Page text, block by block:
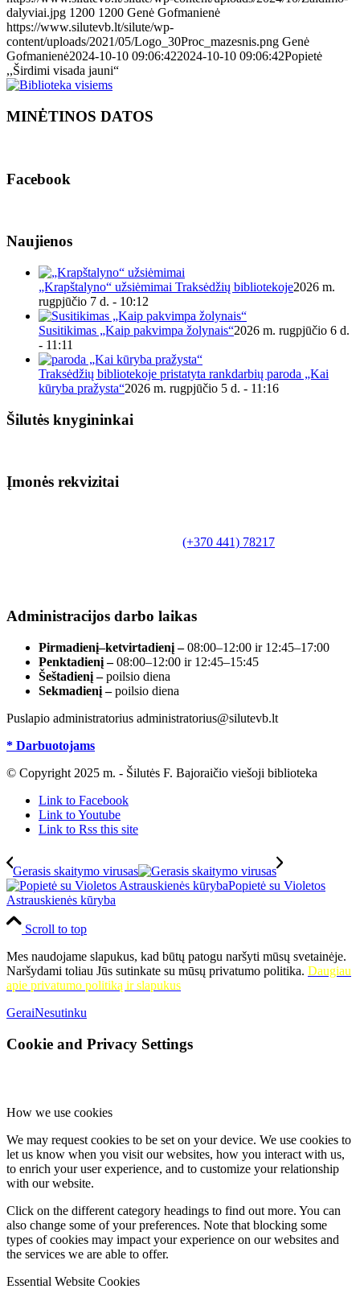
dalyviai.jpg 1200 1200 Genė Gofmanienė
https://www.silutevb.lt/silute/wp-
content/uploads/2021/05/Logo_30Proc_mazesnis.png Genė
Gofmanienė2024-10-10 09:06:422024-10-10 09:06:42Popietė
,,Širdimi visada jauni“
MINĖTINOS DATOS
Facebook
Naujienos
„Krapštalyno“ užsiėmimai Traksėdžių bibliotekoje2026 m.
rugpjūčio 7 d. - 10:12
Susitikimas „Kaip pakvimpa žolynais“2026 m. rugpjūčio 6 d.
- 11:11
Traksėdžių bibliotekoje pristatyta rankdarbių paroda „Kai
kūryba pražysta“2026 m. rugpjūčio 5 d. - 11:16
Šilutės knygininkai
Įmonės rekvizitai
(+370 441) 78217
Administracijos darbo laikas
Pirmadienį–ketvirtadienį –08:00–12:00 ir 12:45–17:00
Penktadienį –08:00–12:00 ir 12:45–15:45
Šeštadienį –poilsio diena
Sekmadienį –poilsio diena
Puslapio administratorius administratorius@silutevb.lt
* Darbuotojams
© Copyright 2025 m. - Šilutės F. Bajoraičio viešoji biblioteka
Link to Facebook
Link to Youtube
Link to Rss this site
Gerasis skaitymo virusas
Popietė su Violetos
Astrauskienės kūryba
Scroll to top
Mes naudojame slapukus, kad būtų patogu naršyti mūsų svetainėje.
Naršydami toliau Jūs sutinkate su mūsų privatumo politika. Daugiau
apie privatumo politiką ir slapukus
GeraiNesutinku
Cookie and Privacy Settings
How we use cookies
We may request cookies to be set on your device. We use cookies to
let us know when you visit our websites, how you interact with us,
to enrich your user experience, and to customize your relationship
with our website.
Click on the different category headings to find out more. You can
also change some of your preferences. Note that blocking some
types of cookies may impact your experience on our websites and
the services we are able to offer.
Essential Website Cookies